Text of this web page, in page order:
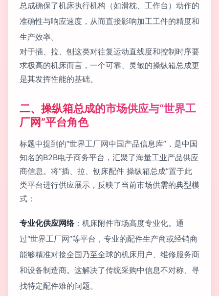
总成确保了机床执行机构（如滑枕、工作台）动作的
准确性与响应速度，从而直接影响加工工件的精度和
生产效率。
对于插、拉、刨这类对往复运动直线度和控制时序要
求极高的机床而言，一个可靠、灵敏的操纵箱总成更
是其发挥性能的基础。
二、操纵箱总成的市场供应与“世界工
厂网”平台角色
标题中提到的“世界工厂网中国产品信息库”，是中国
知名的B2B电子商务平台，汇聚了海量工业产品供应
商信息。将“插、拉、刨床配件 操纵箱总成”置于此
类平台进行供应展示，反映了当前市场供需的典型模
式：
专业化供应网络：机床附件市场高度专业化。通
过“世界工厂网”等平台，专业的配件生产商或经销商
能够精准对接全国乃至全球的机床用户、维修服务商
和设备制造商。这解决了传统采购中信息不对称、寻
找特定配件难的问题。